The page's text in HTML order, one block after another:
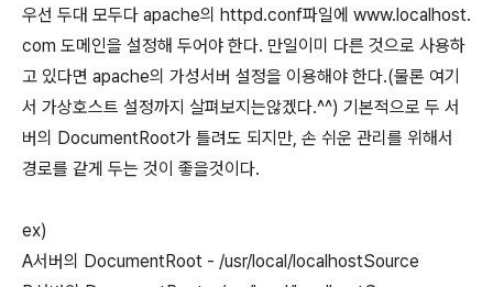
우선 두대 모두다 apache의 httpd.conf파일에 www.localhost.
com 도메인을 설정해 두어야 한다. 만일이미 다른 것으로 사용하
고 있다면 apache의 가성서버 설정을 이용해야 한다.(물론 여기
서 가상호스트 설정까지 살펴보지는않겠다.^^) 기본적으로 두 서
버의 DocumentRoot가 틀려도 되지만, 손 쉬운 관리를 위해서
경로를 같게 두는 것이 좋을것이다.
ex)
A서버의 DocumentRoot - /usr/local/localhostSource